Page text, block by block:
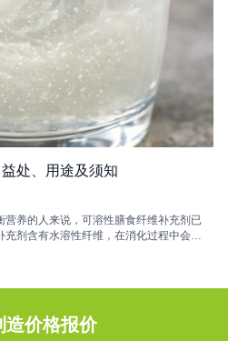
处、用途及须知
养的人来说，可溶性膳食纤维补充剂已
剂含有水溶性纤维，在消化过程中会形
造价格报价